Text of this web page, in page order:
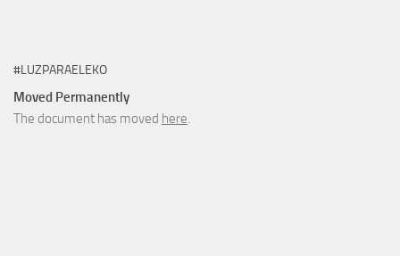
#LUZPARAELEKO
Moved Permanently
The document has moved here.